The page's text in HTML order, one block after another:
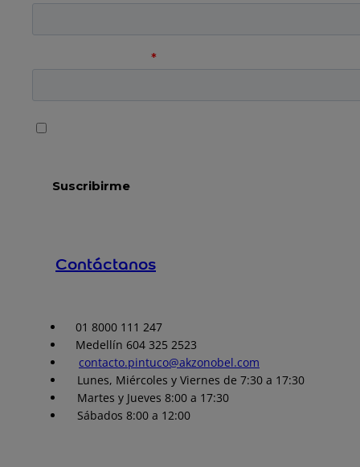
Contáctanos
01 8000 111 247
Medellín 604 325 2523
contacto.pintuco@akzonobel.com
Lunes, Miércoles y Viernes de 7:30 a 17:30
Martes y Jueves 8:00 a 17:30
Sábados 8:00 a 12:00